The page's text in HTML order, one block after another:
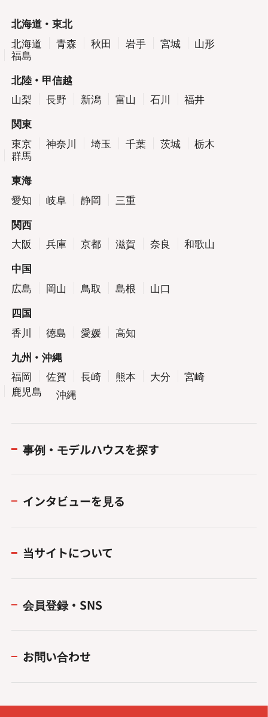
北海道・東北
北海道
青森 秋田 岩手 宮城
山形
福島
北陸・甲信越
山梨
長野 新潟 富山 石川
福井
関東
東京
神奈川 埼玉 千葉 茨城
栃木
群馬
東海
愛知
岐阜 静岡
三重
関西
大阪
兵庫 京都 滋賀 奈良
和歌山
中国
広島
岡山 鳥取 島根
山口
四国
香川
徳島 愛媛
高知
九州・沖縄
福岡
佐賀 長崎 熊本 大分
宮崎
鹿児島
沖縄
事例・モデルハウスを探す
インタビューを見る
当サイトについて
会員登録・SNS
お問い合わせ